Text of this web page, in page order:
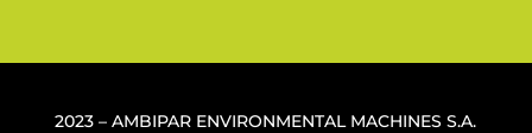
2023 – AMBIPAR ENVIRONMENTAL MACHINES S.A.